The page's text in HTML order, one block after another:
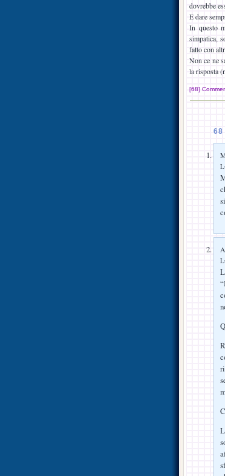
dovrebbe
E dare
In questo
simpatica,
fatto con
Non ce ne
la risposta
[68]
68